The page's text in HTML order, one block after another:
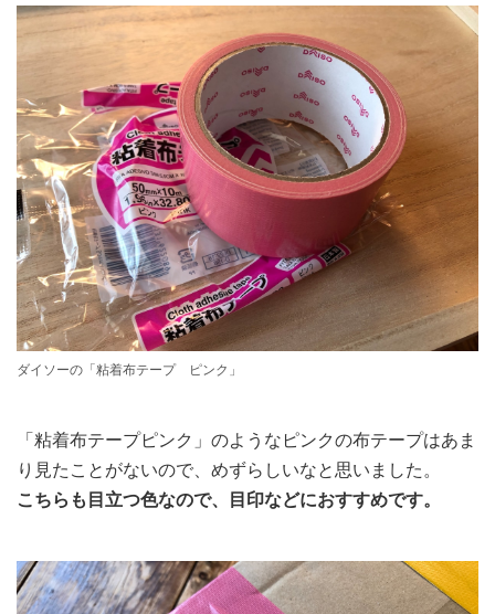
ダイソーの「粘着布テープ ピンク」
「粘着布テープピンク」のようなピンクの布テープはあま
り見たことがないので、めずらしいなと思いました。
こちらも目立つ色なので、目印などにおすすめです。